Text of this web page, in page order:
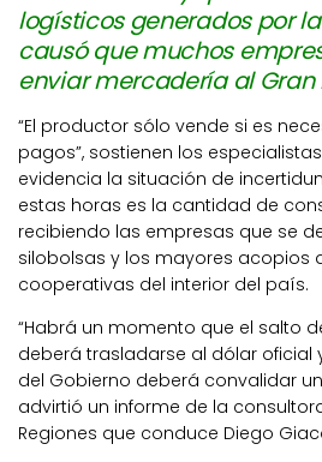
logísticos generados por
causó que muchos
enviar mercadería al Gran
“El productor sólo vende si es
pagos”, sostienen los
evidencia la situación de
estas horas es la cantidad de
recibiendo las empresas que se
silobolsas y los mayores acopios
cooperativas del interior del país.
“Habrá un momento que el salto
deberá trasladarse al dólar
del Gobierno deberá convalidar
advirtió un informe de la
Regiones que conduce Diego